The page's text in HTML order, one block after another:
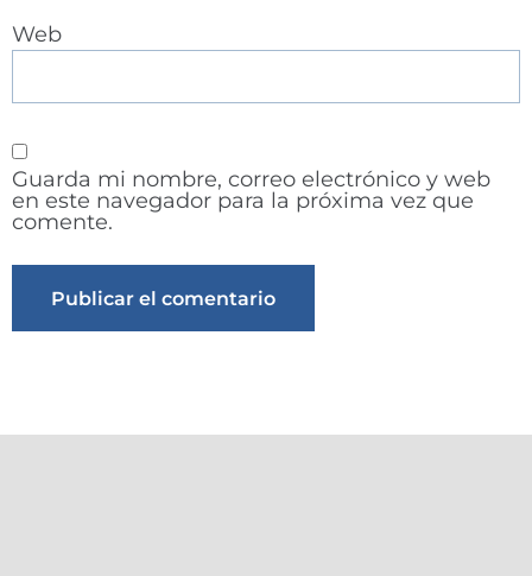
Web
Guarda mi nombre, correo electrónico y web
en este navegador para la próxima vez que
comente.